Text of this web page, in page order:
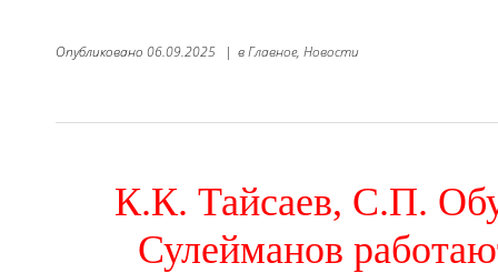
Опубликовано 06.09.2025 | вГлавное, Новости
К.К. Тайсаев, С.П.
Сулейманов